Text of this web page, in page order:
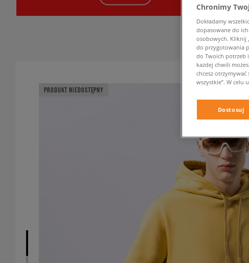
PRODUKT NIEDOSTĘPNY
Chronimy
Dokładamy
dopasowane do
osobowych. Kliknij
do przygotowania
do Twoich potrzeb
każdej chwili
chcesz
wszystkie”. W celu
Dostosuj